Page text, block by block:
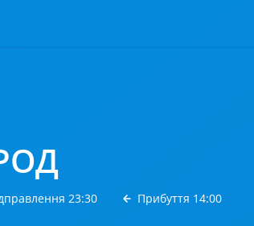
23:30 Прибуття 14:00